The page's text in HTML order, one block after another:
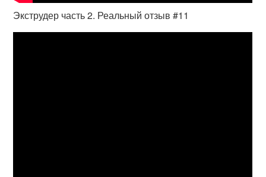
Экструдер часть 2. Реальный отзыв #11